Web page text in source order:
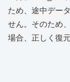
ため、途中デー
せん。そのため
場合、正しく復